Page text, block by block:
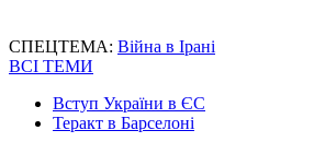
СПЕЦТЕМА: Війна в Ірані
ВСІ ТЕМИ
Вступ України в ЄС
Теракт в Барселоні